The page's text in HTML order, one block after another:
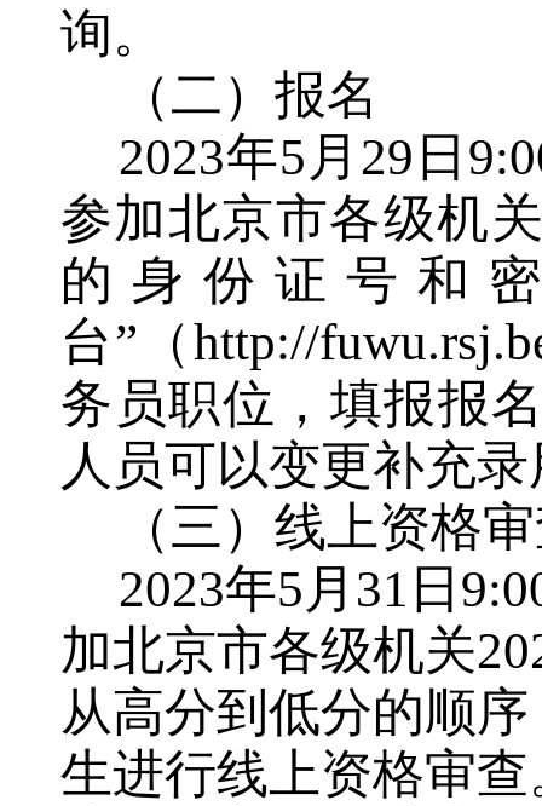
询。
（二）报名
2023年5 月 29 日
参加北京市各级机
的身份证号和
台”（http://
务员职位，填报报
人员可以变更补充
（三）线上资格
2023年5 月 31 日
加北京市各级机关
从高分到低分的顺
生进行线上资格审